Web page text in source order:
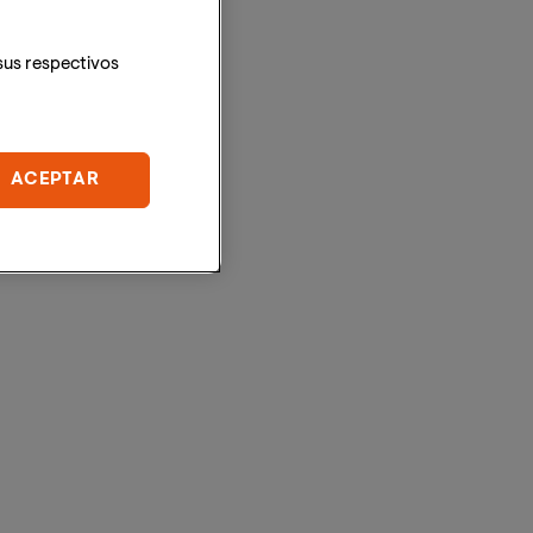
respectivos
ACEPTAR